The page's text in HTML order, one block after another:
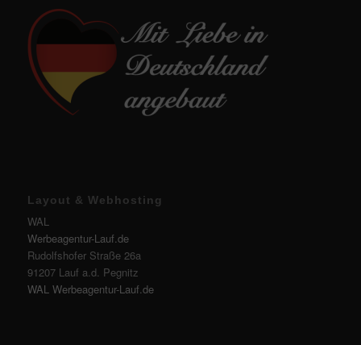
Layout & Webhosting
WAL
Werbeagentur-Lauf.de
Rudolfshofer Straße 26a
91207 Lauf a.d. Pegnitz
WAL Werbeagentur-Lauf.de